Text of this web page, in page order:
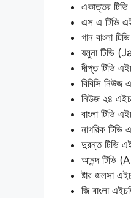
একাত্তর
এস এ টিভি
গান বাংলা
যমুনা টিভি
দীপ্ত টিভি
বিবিসি
নিউজ ২৪
বাংলা
নাগরিক
দুরন্ত টিভি
আনন্দ টিভি
ষ্টার জলসা
জি বাংলা